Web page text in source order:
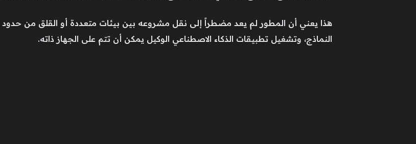
هذا يعني أن المطور لم يعد مضطراً إلى نقل مشروعه بين بيئات متعددة أو القلق من حدود
النماذج، وتشغيل تطبيقات الذكاء الاصطناعي الوكيل يمكن أن تتم على الجهاز ذاته.